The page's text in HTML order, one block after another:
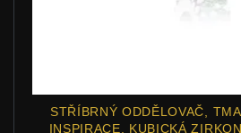
STŘÍBRNÝ ODDĚLOVAČ,
INSPIRACE, KUBICKÁ